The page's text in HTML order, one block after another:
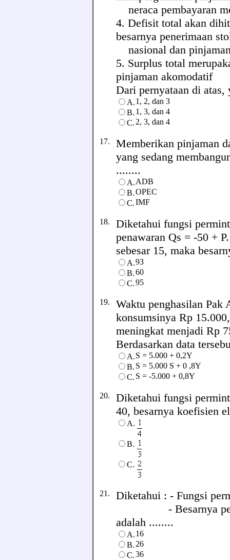
neraca pembayaran
4. Defisit total akan
besarnya penerimaan
nasional dan
5. Surplus total
pinjaman akomodatif
Dari pernyataan di
A.1, 2, dan 3
B. 1, 3, dan 4
C. 2, 3, dan 4
17. Memberikan pinjaman
yang sedang
........
A.ADB
B.OPEC
C.IMF
18. Diketahui fungsi
penawaran Qs = -50 +
sebesar 15, maka
A.93
B.60
C.95
19. Waktu penghasilan Pak
konsumsinya Rp
meningkat menjadi Rp
Berdasarkan data
A.S = 5.000 + 0,2Y
B. S = 5.000 S + 0 ,8Y
C. S = -5.000 + 0,8Y
20. Diketahui fungsi
40, besarnya koefisien
A.
B.
C.
21. Diketahui : - Fungsi
- Besarnya
adalah ........
A.16
B. 26
C.36